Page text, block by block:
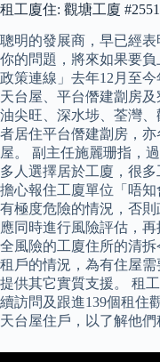
租工廈住: 觀塘工廈
聰明的發展商，早已經
你的問題，將來如果要
政策連線」去年12月至今
天台屋、平台僭建劏房
油尖旺、深水埗、荃灣
者居住平台僭建劏房，
屋。 副主任施麗珊指，
多人選擇居於工廈，很
擔心報住工廈單位「唔
有極度危險的情況，否
應同時進行風險評估，
全風險的工廈住所的清
租戶的情況，為有住屋
提供其它實質支援。 租
續訪問及跟進139個租住
天台屋住戶，以了解他們